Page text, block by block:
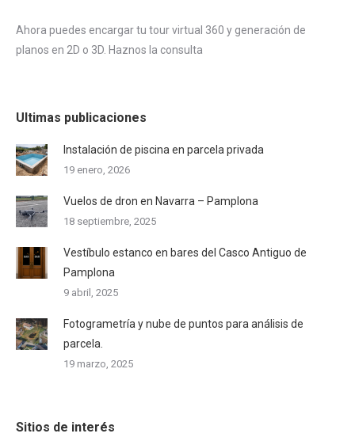
Ahora puedes encargar tu tour virtual 360 y generación de
planos en 2D o 3D. Haznos la consulta
Ultimas publicaciones
Instalación de piscina en parcela privada
19 enero, 2026
Vuelos de dron en Navarra – Pamplona
18 septiembre, 2025
Vestíbulo estanco en bares del Casco Antiguo de
Pamplona
9 abril, 2025
Fotogrametría y nube de puntos para análisis de
parcela.
19 marzo, 2025
Sitios de interés